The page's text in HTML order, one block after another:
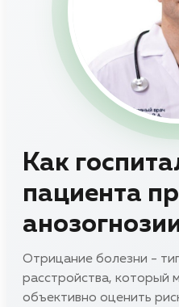
Как
пациента
Отрицание болезни -
расстройства, который
объективно оценить